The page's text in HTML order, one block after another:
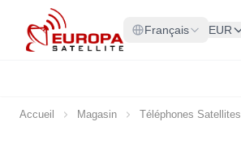
Allez au contenu
Français EUR
Accueil Magasin Téléphones Satellites